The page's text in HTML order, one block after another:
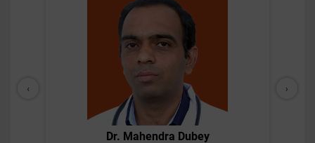
Dr. Mahendra Dubey
‹ ›